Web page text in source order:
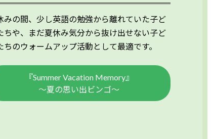
みの間、少し英語の勉強から離れていた子ど
ちや、まだ夏休み気分から抜け出せない子ど
ちのウォームアップ活動として最適です。
『Summer Vacation Memory』
～夏の思い出ビンゴ～